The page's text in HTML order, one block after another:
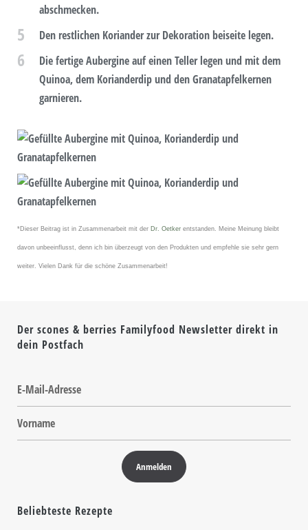
abschmecken.
5 Den restlichen Koriander zur Dekoration beiseite legen.
6
Die fertige Aubergine auf einen Teller legen und mit dem
Quinoa, dem Korianderdip und den Granatapfelkernen
garnieren.
*Dieser Beitrag ist in Zusammenarbeit mit der Dr. Oetker entstanden. Meine Meinung bleibt
davon unbeeinflusst, denn ich bin überzeugt von den Produkten und empfehle sie sehr gern
weiter. Vielen Dank für die schöne Zusammenarbeit!
Der scones & berries Familyfood Newsletter direkt in
dein Postfach
Beliebteste Rezepte